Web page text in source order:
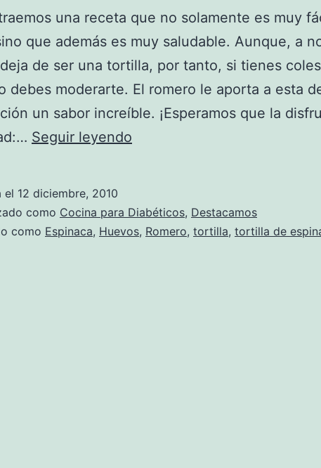
una receta que no solamente es muy
que además es muy saludable. Aunque, a
de ser una tortilla, por tanto, si tienes
debes moderarte. El romero le aporta a esta
un sabor increíble. ¡Esperamos que la
Seguir leyendo
de
Espinaca
el 12 diciembre, 2010
como Cocina para Diabéticos, Destacamos
como Espinaca, Huevos, Romero, tortilla, tortilla de